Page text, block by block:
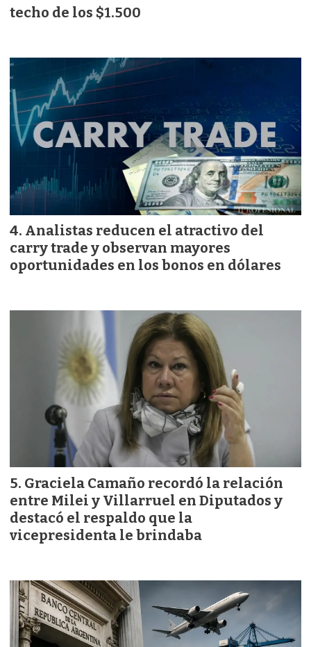
techo de los $1.500
Analistas reducen el atractivo del
carry trade y observan mayores
oportunidades en los bonos en dólares
Graciela Camaño recordó la relación
entre Milei y Villarruel en Diputados y
destacó el respaldo que la
vicepresidenta le brindaba